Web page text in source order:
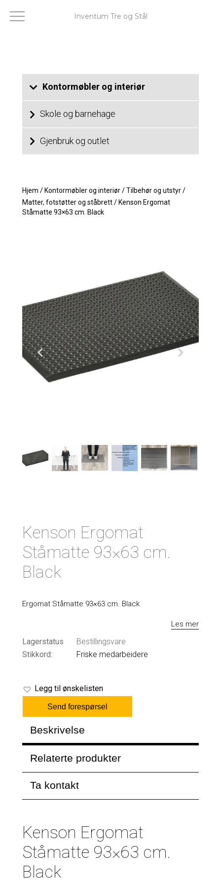
Kontormøbler og interiør
Skole og barnehage
Gjenbruk og outlet
Hjem / Kontormøbler og interiør / Tilbehør og utstyr /
Matter, fotstøtter og ståbrett /Kenson Ergomat
Ståmatte 93×63 cm. Black
Kenson Ergomat
Ståmatte 93×63 cm.
Black
Ergomat Ståmatte 93×63 cm. Black
Les mer
Lagerstatus
Bestillingsvare
Stikkord:
Friske medarbeidere
Legg til ønskelisten
Send forespørsel
Beskrivelse
Relaterte produkter
Ta kontakt
Kenson Ergomat
Ståmatte 93×63 cm.
Black
Inventum Tre og Stål